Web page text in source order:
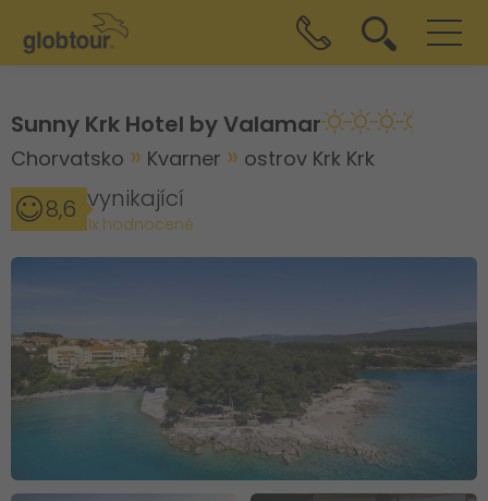
Sunny Krk Hotel by Valamar
Chorvatsko Kvarner ostrov Krk Krk
8,6 vynikající
1x hodnocené